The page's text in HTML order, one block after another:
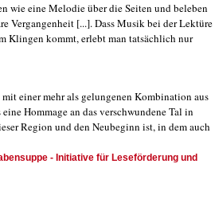
wie eine Melodie über die Seiten und beleben
Vergangenheit [...]. Dass Musik bei der Lektüre
Klingen kommt, erlebt man tatsächlich nur
einer mehr als gelungenen Kombination aus
Hommage an das verschwundene Tal in
Region und den Neubeginn ist, in dem auch
- Initiative für Leseförderung und